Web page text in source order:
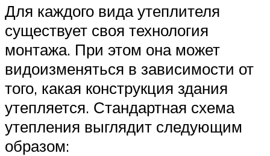
Для каждого вида утеплителя
существует своя технология
монтажа. При этом она может
видоизменяться в зависимости от
того, какая конструкция здания
утепляется. Стандартная схема
утепления выглядит следующим
образом: